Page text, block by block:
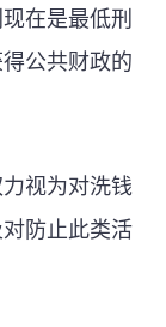
在是最低刑
公共财政的
视为对洗钱
防止此类活